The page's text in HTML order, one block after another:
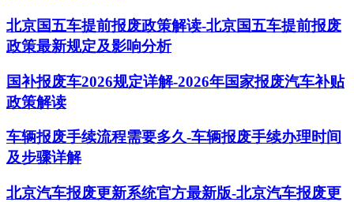
北京国五车提前报废政策解读-北京国五车提前报废
政策最新规定及影响分析
国补报废车2026规定详解-2026年国家报废汽车补贴
政策解读
车辆报废手续流程需要多久-车辆报废手续办理时间
及步骤详解
北京汽车报废更新系统官方最新版-北京汽车报废更